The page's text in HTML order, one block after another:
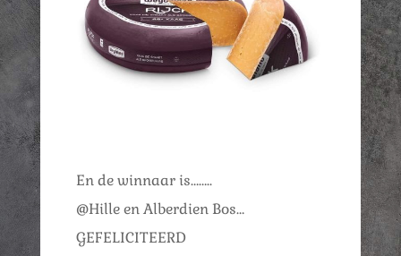
En de winnaar is……..
@Hille en Alberdien Bos…
GEFELICITEERD